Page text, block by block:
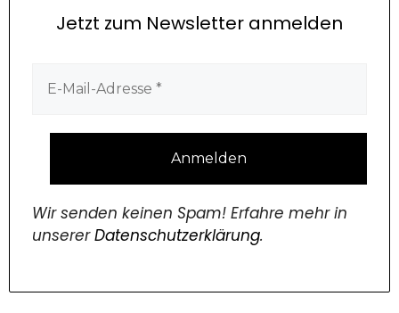
Jetzt zum Newsletter anmelden
Wir senden keinen Spam! Erfahre mehr in
unsererDatenschutzerklärung.